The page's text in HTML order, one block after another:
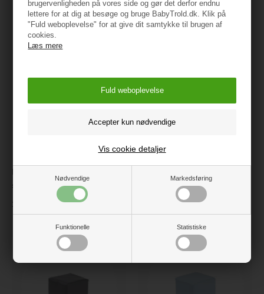
brugervenligheden på vores side og gør det derfor endnu
lettere for at dig at besøge og bruge BabyTrold.dk. Klik på
"Fuld weboplevelse" for at give dit samtykke til brugen af
cookies.
Læs mere
Nødvendige Markedsføring
Funktionelle Statistiske
Vis cookie detaljer
Måske er du også interesseret i
følgende produkter
BabyTrold Tumlehjørne i
skum, lysgrå/lysblå
1.299 kr.
Tumleskum, Skumhynde, Rød